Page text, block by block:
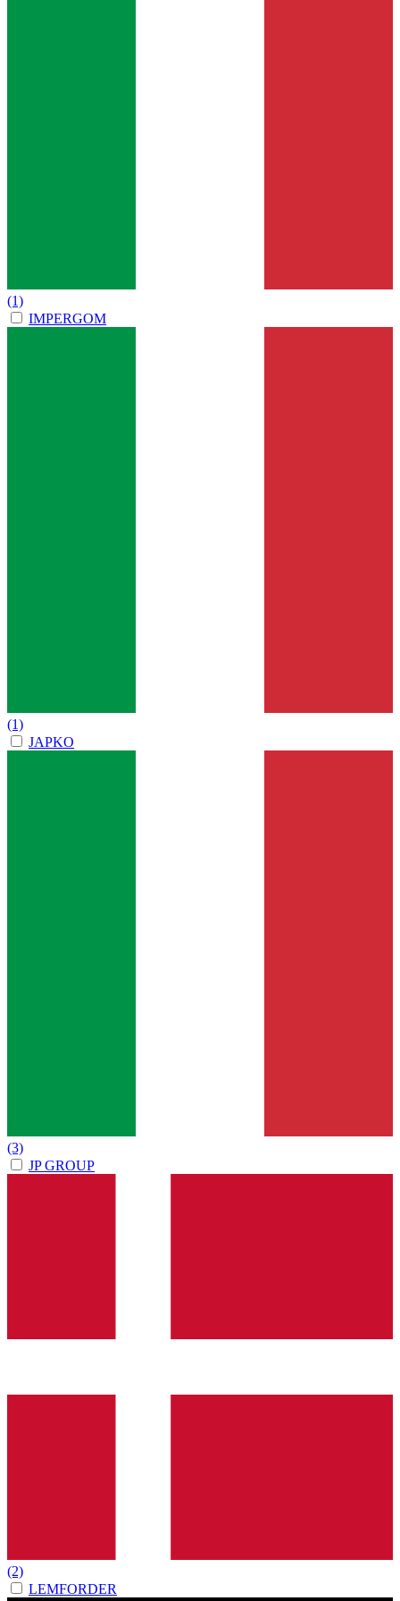
(1)
IMPERGOM
(1)
JAPKO
(3)
JP GROUP
(2)
LEMFORDER